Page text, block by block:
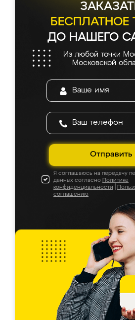
БЕСПЛАТНОЕ
ДО НАШЕГО
Из любой точки
Московской
Отправить
Я соглашаюсь на передачу
данных согласно Политике
конфиденциальности
соглашению